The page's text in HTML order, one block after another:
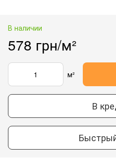
В наличии
578 грн/м²
м²
В